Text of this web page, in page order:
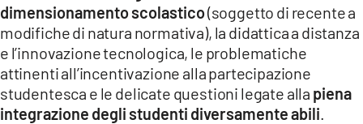
dimensionamento scolastico(soggetto di recente a
modifiche di natura normativa), la didattica a distanza
e l’innovazione tecnologica, le problematiche
attinenti all’incentivazione alla partecipazione
studentesca e le delicate questioni legate alla piena
integrazione degli studenti diversamente abili